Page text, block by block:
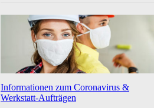
Informationen zum Coronavirus &
Werkstatt-Aufträgen